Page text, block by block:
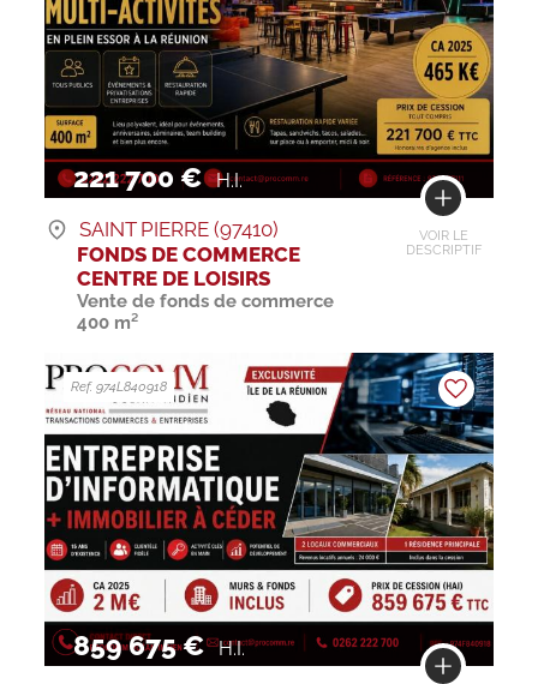
221 700 € H.I.
VOIR LE
DESCRIPTIF
SAINT PIERRE (97410)
FONDS DE COMMERCE
CENTRE DE LOISIRS
Vente de fonds de commerce
400 m²
859 675 € H.I.
Ref. 974L840918